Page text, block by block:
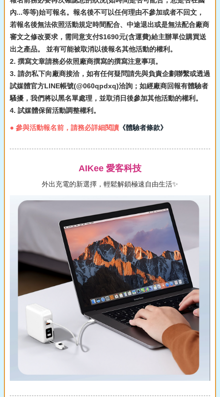
內...等等)始可報名。報名後不可以任何理由不參加或者不回文，
若報名後無法依照活動規定時間配合、中途退出或是無法配合廠商
審文之修改要求，需同意支付$1690元(含運費)給主辦單位購買送
出之產品。 並有可能被取消以後報名其他活動的權利。
2. 撰寫文章請務必依照廠商撰寫的撰寫注意事項。
3. 請勿私下向廠商接洽，如有任何疑問請先與負責企劃聯繫或透過
試媒體官方LINE帳號(@060qpdxq)洽詢；如經廠商回報有體驗者
騷擾，我們將以黑名單處理，並取消日後參加其他活動的權利。
4. 試媒體保留活動調整權利。
● 參與活動報名前，請務必詳細閱讀 《體驗者條款》
AIKee 愛客科技
外出充電的新選擇，輕鬆解鎖極速自由生活✨